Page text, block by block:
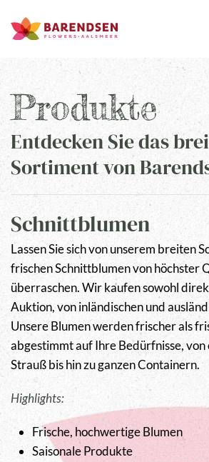
Zum Hauptinhalt springen
Produkte
Entdecken Sie das
Sortiment von
Schnittblumen
Lassen Sie sich von unserem breiten
frischen Schnittblumen von höchster
überraschen. Wir kaufen sowohl
Auktion, von inländischen und
Unsere Blumen werden frischer als
abgestimmt auf Ihre Bedürfnisse, von
Strauß bis hin zu ganzen Containern.
Highlights:
Frische, hochwertige Blumen
Saisonale Produkte